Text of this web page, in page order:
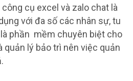
cụ excel và zalo chat là
với đa số các nhân sự, tu
phần mềm chuyên biệt cho
quản lý bảo trì nên việc quản